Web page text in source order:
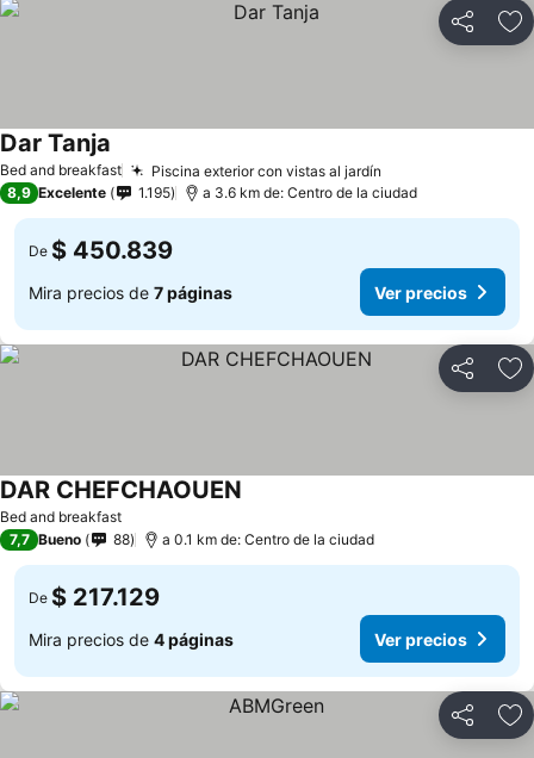
Compartir
Bed and breakfast Piscina exterior con vistas al jardín
Dar Tanja
8,9 Excelente 1.195 a 3.6 km de: Centro de la ciudad
De $ 450.839
Mira precios de 7 páginas Ver precios
Compartir
Bed and breakfast
DAR CHEFCHAOUEN
7,7 Bueno 88 a 0.1 km de: Centro de la ciudad
De $ 217.129
Mira precios de 4 páginas Ver precios
Compartir